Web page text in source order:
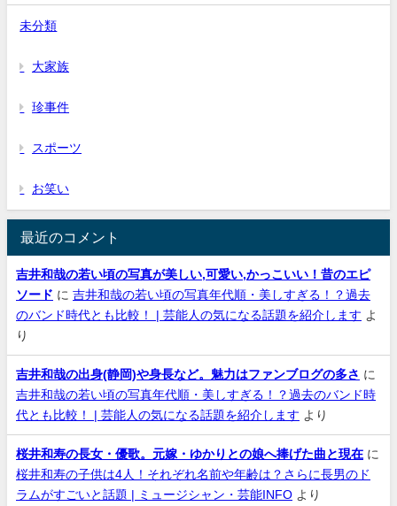
未分類
大家族
珍事件
スポーツ
お笑い
最近のコメント
吉井和哉の若い頃の写真が美しい,可愛い,かっこいい！昔のエピ
ソード に 吉井和哉の若い頃の写真年代順・美しすぎる！？過去
のバンド時代とも比較！ | 芸能人の気になる話題を紹介します よ
り
吉井和哉の出身(静岡)や身長など。魅力はファンブログの多さ に
吉井和哉の若い頃の写真年代順・美しすぎる！？過去のバンド時
代とも比較！ | 芸能人の気になる話題を紹介します より
桜井和寿の長女・優歌。元嫁・ゆかりとの娘へ捧げた曲と現在 に
桜井和寿の子供は4人！それぞれ名前や年齢は？さらに長男のド
ラムがすごいと話題 | ミュージシャン・芸能INFO より